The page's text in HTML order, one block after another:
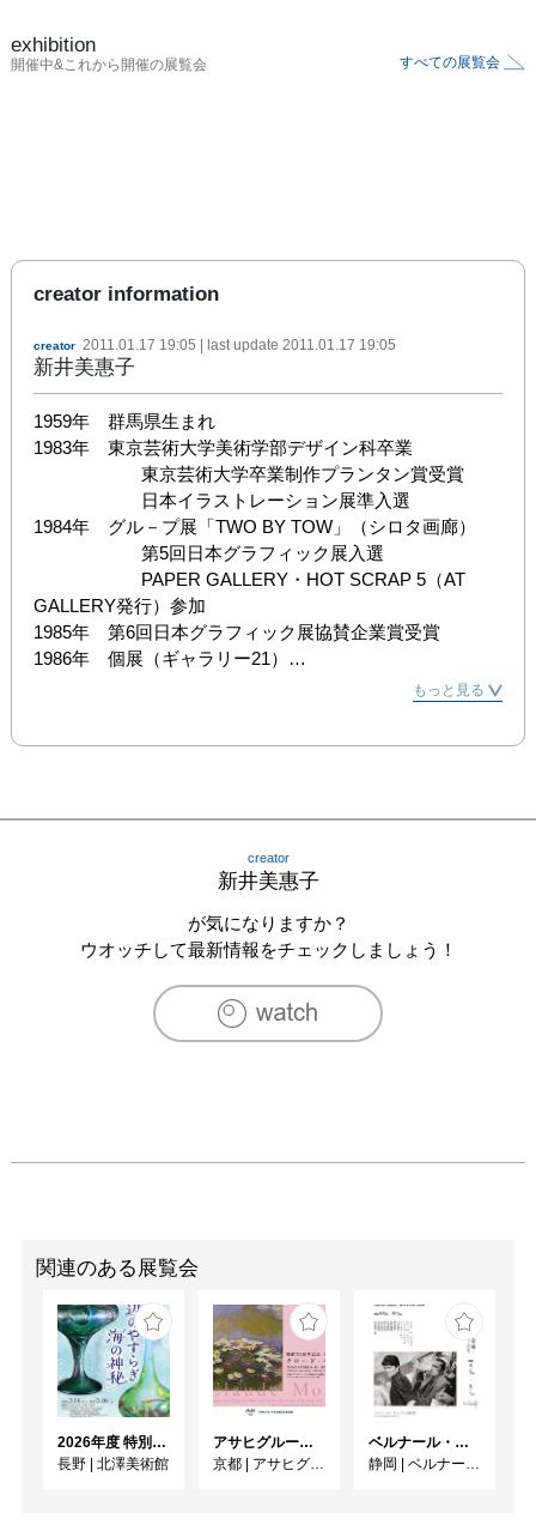
exhibition
開催中&これから開催の展覧会 すべての展覧会
creator information
creator 2011.01.17 19:05 | last update 2011.01.17 19:05
新井美惠子
1959年　群馬県生まれ
1983年　東京芸術大学美術学部デザイン科卒業
東京芸術大学卒業制作プランタン賞受賞
日本イラストレーション展準入選
1984年　グル－プ展「TWO BY TOW」（シロタ画廊）
第5回日本グラフィック展入選
PAPER GALLERY・HOT SCRAP 5（AT
GALLERY発行）参加
1985年　第6回日本グラフィック展協賛企業賞受賞
1986年　個展（ギャラリー21）
1987年　個展（キリンビールハートランドつた館）
加
ON PAPER GALLERY・MAN ＆
NATURE（リブロポート発売）参加
2002年　グループ展（朝日アートギャラリー）
2005年　個展（K's Gallery）
2006年　「マッチ展」（OPA GALLERY）参加
第24回上野の森美術館大賞展入選
もっと見る
creator
新井美惠子
が気になりますか？
ウオッチして最新情報をチェックしましょう！
関連のある展覧会
2026年度 特別展「ガレとドーム、アール･ヌーヴォーのガラス 水辺のやすらぎ、海の神秘」
長野 | 北澤美術館
アサヒグループ大山崎山荘美術館 開館30周年記念展「没後100年 クロード・モネ」
京都 | アサヒグループ大山崎山荘美術館
ベルナール・ビュフェと写真 ーカメラがとらえたビュフェとその時代、そして21 世紀へ
静岡 | ベルナール・ビュフェ美術館